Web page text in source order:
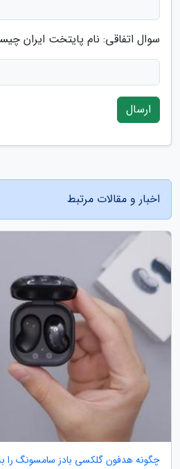
سوال اتفاقی: نام پایتخت ایران
ارسال
اخبار و مقالات مرتبط
چگونه هدفون گلکسی بادز سامسونگ را